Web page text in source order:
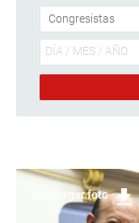
Descargar foto